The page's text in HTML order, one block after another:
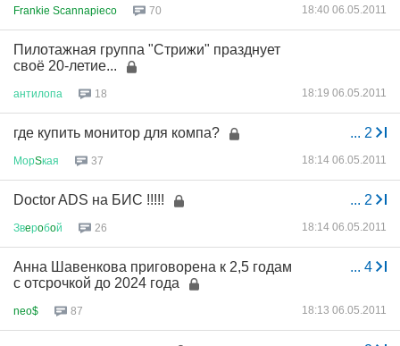
Frankie Scannapieco 70 18:40 06.05.2011
Пилотажная группа "Стрижи" празднует
своё 20-летие...
антилопа 18 18:19 06.05.2011
... 2
где купить монитор для компа?
МорSкая 37 18:14 06.05.2011
... 2
Doctor ADS на БИС !!!!!
Звeрoбoй 26 18:14 06.05.2011
... 4
Анна Шавенкова приговорена к 2,5 годам
с отсрочкой до 2024 года
neo$ 87 18:13 06.05.2011